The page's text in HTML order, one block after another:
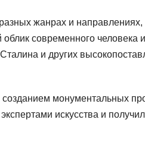
жанрах и направлениях,
современного человека
и других
монументальных
искусства и